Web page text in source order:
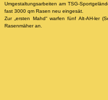
Umgestaltungsarbeiten am TSG-
fast 3000 qm Rasen neu eingesät.
Zur „ersten Mahd“ warfen fünf Alt-AH-ler
Rasenmäher an.